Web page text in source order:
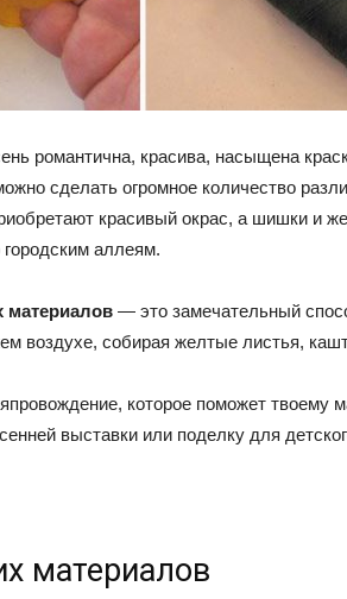
романтична, красива, насыщена
сделать огромное количество
красивый окрас, а шишки и
городским аллеям.
материалов — это замечательный
воздухе, собирая желтые листья,
которое поможет твоему
выставки или поделку для
материалов